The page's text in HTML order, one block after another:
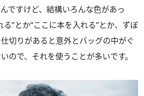
ですけど、結構いろんな色があっ
る”とか“ここに本を入れる”とか、ずぼ
切りがあると意外とバッグの中がぐ
ので、それを使うことが多いです。